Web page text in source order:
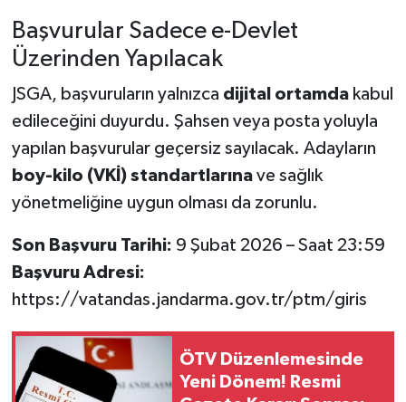
Başvurular Sadece e-Devlet
Üzerinden Yapılacak
JSGA, başvuruların yalnızca dijital ortamdakabul
edileceğini duyurdu. Şahsen veya posta yoluyla
yapılan başvurular geçersiz sayılacak. Adayların
boy-kilo (VKİ) standartlarınave sağlık
yönetmeliğine uygun olması da zorunlu.
Son Başvuru Tarihi: 9 Şubat 2026 – Saat 23:59
Başvuru Adresi:
https://vatandas.jandarma.gov.tr/ptm/giris
ÖTV Düzenlemesinde
Yeni Dönem! Resmi